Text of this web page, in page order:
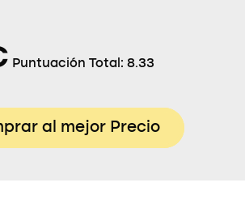
Puntuación Total: 8.33
al mejor Precio